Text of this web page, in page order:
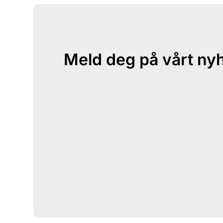
Meld deg på vårt